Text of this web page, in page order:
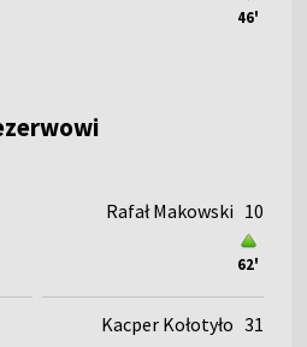
46'
62'
Rafał Makowski 10
Kacper Kołotyło 31